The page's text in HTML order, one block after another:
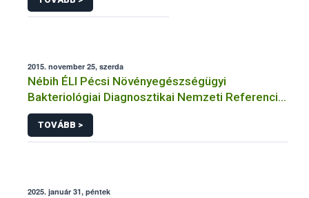
2015. november 25, szerda
Nébih ÉLI Pécsi Növényegészségügyi
Bakteriológiai Diagnosztikai Nemzeti Referencia
Laboratórium
TOVÁBB >
2025. január 31, péntek